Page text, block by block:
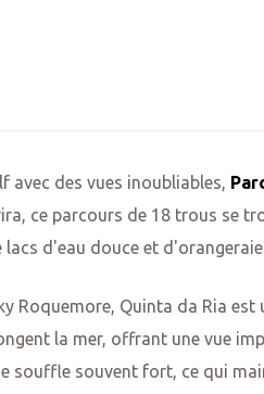
avec des vues inoubliables,
ce parcours de 18 trous se
d'eau douce et
Roquemore, Quinta da Ria
la mer, offrant une vue
souffle souvent fort, ce qui